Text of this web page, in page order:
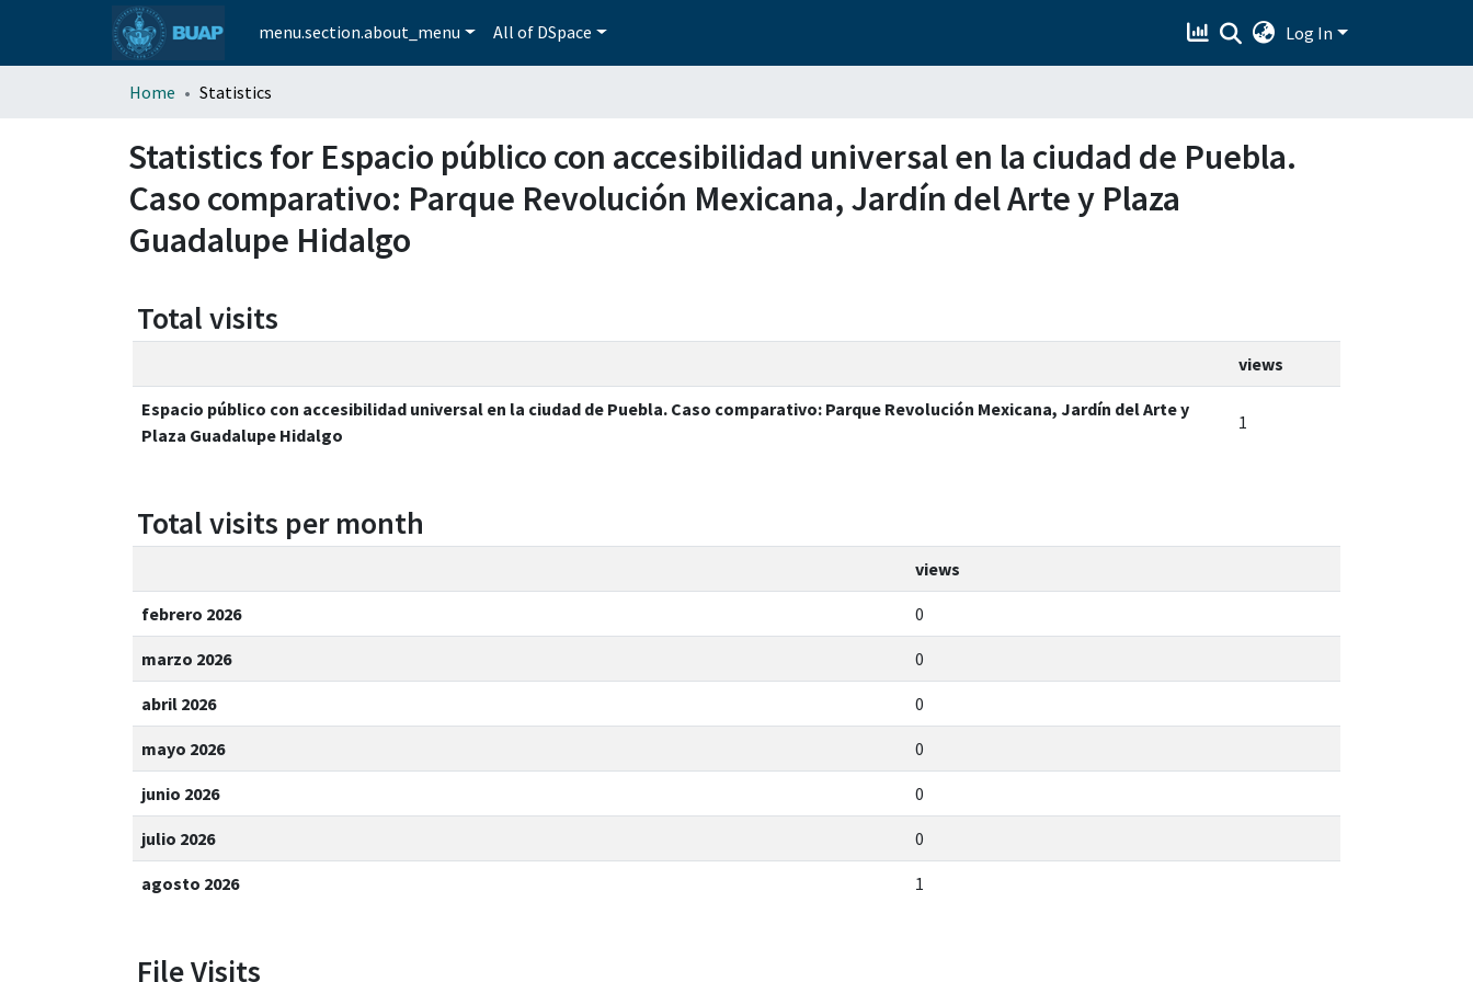
menu.section.about_menu All of DSpace Log In
Home Statistics
Statistics for Espacio público con accesibilidad universal en la ciudad de Puebla.
Caso comparativo: Parque Revolución Mexicana, Jardín del Arte y Plaza
Guadalupe Hidalgo
Total visits
views
Espacio público con accesibilidad universal en la ciudad de Puebla. Caso comparativo: Parque Revolución Mexicana, Jardín del Arte y
Plaza Guadalupe Hidalgo
1
Total visits per month
views
febrero 2026 0
marzo 2026 0
abril 2026 0
mayo 2026 0
junio 2026 0
julio 2026 0
agosto 2026 1
File Visits